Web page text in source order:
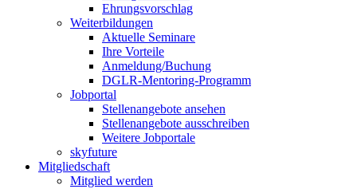
Ehrungsvorschlag
Weiterbildungen
Aktuelle Seminare
Ihre Vorteile
Anmeldung/Buchung
DGLR-Mentoring-Programm
Jobportal
Stellenangebote ansehen
Stellenangebote ausschreiben
Weitere Jobportale
skyfuture
Mitgliedschaft
Mitglied werden